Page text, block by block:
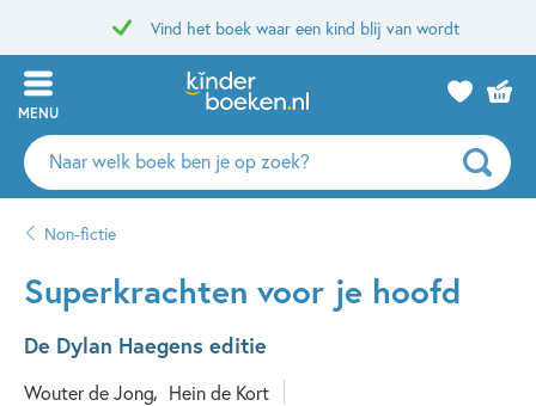
Vind het boek waar een kind blij van wordt
MENU
Zoeken
naar
auteurs
uitgevers
Non-fictie
Superkrachten voor je hoofd
De Dylan Haegens editie
Wouter de Jong Hein de Kort